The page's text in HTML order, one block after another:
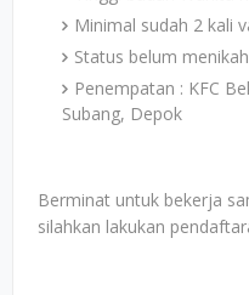
Minimal sudah 2 kali
Status belum menikah
Penempatan : KFC
Subang, Depok
Berminat untuk bekerja
silahkan lakukan